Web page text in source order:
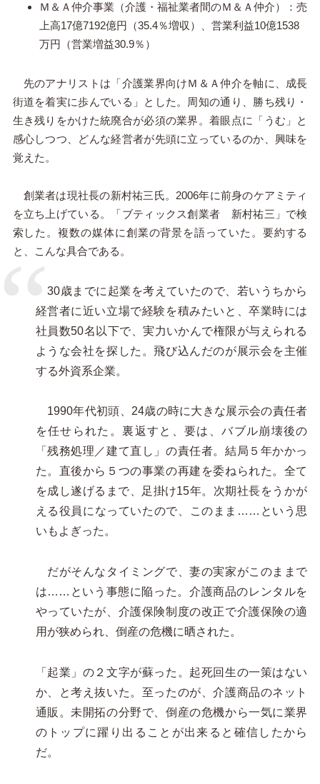
Ｍ＆Ａ仲介事業（介護・福祉業者間のＭ＆Ａ仲介）：売
上高17億7192億円（35.4％増収）、営業利益10億1538
万円（営業増益30.9％）
先のアナリストは「介護業界向けＭ＆Ａ仲介を軸に、成長
街道を着実に歩んでいる」とした。周知の通り、勝ち残り・
生き残りをかけた統廃合が必須の業界。着眼点に「うむ」と
感心しつつ、どんな経営者が先頭に立っているのか、興味を
覚えた。
創業者は現社長の新村祐三氏。2006年に前身のケアミティ
を立ち上げている。「ブティックス創業者 新村祐三」で検
索した。複数の媒体に創業の背景を語っていた。要約する
と、こんな具合である。
30歳までに起業を考えていたので、若いうちから
経営者に近い立場で経験を積みたいと、卒業時には
社員数50名以下で、実力いかんで権限が与えられる
ような会社を探した。飛び込んだのが展示会を主催
する外資系企業。
1990年代初頭、24歳の時に大きな展示会の責任者
を任せられた。裏返すと、要は、バブル崩壊後の
「残務処理／建て直し」の責任者。結局５年かかっ
た。直後から５つの事業の再建を委ねられた。全て
を成し遂げるまで、足掛け15年。次期社長をうかが
える役員になっていたので、このまま……という思
いもよぎった。
だがそんなタイミングで、妻の実家がこのままで
は……という事態に陥った。介護商品のレンタルを
やっていたが、介護保険制度の改正で介護保険の適
用が狭められ、倒産の危機に晒された。
「起業」の２文字が蘇った。起死回生の一策はない
か、と考え抜いた。至ったのが、介護商品のネット
通販。未開拓の分野で、倒産の危機から一気に業界
のトップに躍り出ることが出来ると確信したから
だ。